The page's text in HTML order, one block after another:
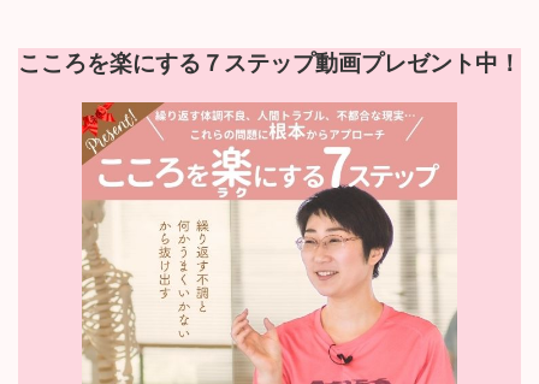
こころを楽にする７ステップ動画プレゼント中！